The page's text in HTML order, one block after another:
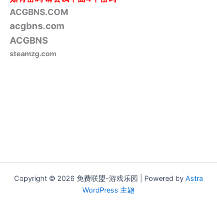
ACGBNS.COM
acgbns.com
ACGBNS
steamzg.com
Copyright © 2026 免费联盟-游戏乐园 | Powered by Astra
WordPress 主题